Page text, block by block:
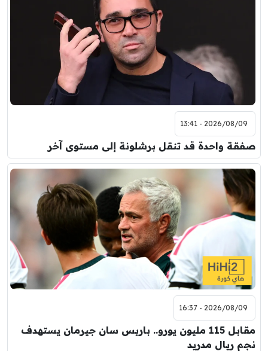
2026/08/09 - 13:41
صفقة واحدة قد تنقل برشلونة إلى مستوى آخر
2026/08/09 - 16:37
مقابل 115 مليون يورو.. باريس سان جيرمان يستهدف
نجم ريال مدريد